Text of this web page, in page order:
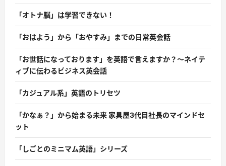
「オトナ脳」は学習できない！
「おはよう」から「おやすみ」までの日常英会話
「お世話になっております」を英語で言えますか？〜ネイテ
ィブに伝わるビジネス英会話
「カジュアル系」英語のトリセツ
「かなぁ？」から始まる未来 家具屋3代目社長のマインドセ
ット
「しごとのミニマム英語」シリーズ